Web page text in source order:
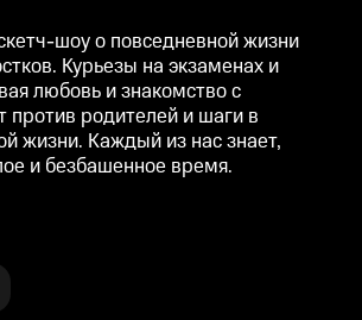
время.
шоу о повседневной жизни
Курьезы на экзаменах и
любовь и знакомство с
против родителей и шаги в
жизни. Каждый из нас знает,
и безбашенное время.